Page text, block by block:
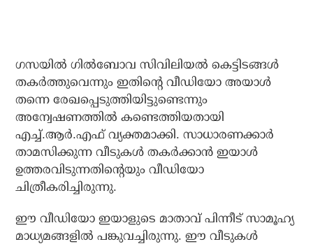
ഗസയില്‍ ഗില്‍ബോവ സിവിലിയല്‍ കെട്ടിടങ്ങള്‍
തകര്‍ത്തുവെന്നും ഇതിന്റെ വീഡിയോ അയാള്‍
തന്നെ രേഖപ്പെടുത്തിയിട്ടുണ്ടെന്നും
അന്വേഷണത്തില്‍ കണ്ടെത്തിയതായി
എച്ച്.ആര്‍.എഫ് വ്യക്തമാക്കി. സാധാരണക്കാര്‍
താമസിക്കുന്ന വീടുകള്‍ തകര്‍ക്കാന്‍ ഇയാള്‍
ഉത്തരവിടുന്നതിന്റെയും വീഡിയോ
ചിത്രീകരിച്ചിരുന്നു.
ഈ വീഡിയോ ഇയാളുടെ മാതാവ് പിന്നീട് സാമൂഹ്യ
മാധ്യമങ്ങളില്‍ പങ്കുവച്ചിരുന്നു. ഈ വീടുകള്‍